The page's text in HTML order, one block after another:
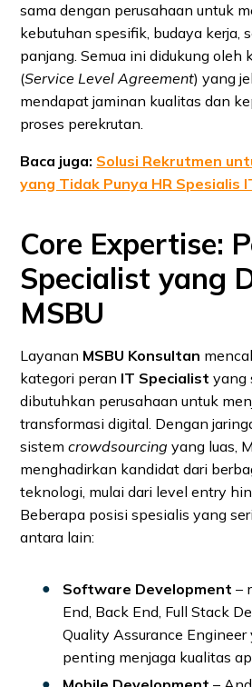
sama dengan perusahaan untuk
kebutuhan spesifik, budaya kerja,
panjang. Semua ini didukung oleh
(Service Level Agreement) yang
mendapat jaminan kualitas dan
proses perekrutan.
Baca juga: Solusi Rekrutmen
yang Tidak Punya HR Spesialis
Core Expertise:
Specialist yang
MSBU
Layanan MSBU Konsultan
kategori peran IT Specialist yang
dibutuhkan perusahaan untuk
transformasi digital. Dengan
sistemcrowdsourcing yang luas,
menghadirkan kandidat dari
teknologi, mulai dari level entry
Beberapa posisi spesialis yang
antara lain:
Software Development –
End, Back End, Full Stack
Quality Assurance
penting menjaga kualitas